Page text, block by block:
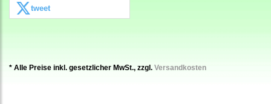
tweet
* Alle Preise inkl. gesetzlicher MwSt., zzgl. Versandkosten